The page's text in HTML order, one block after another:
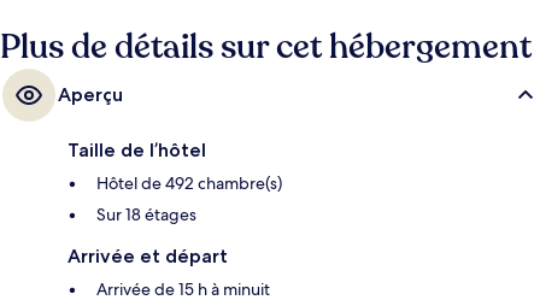
des boutiques.
Plus de détails sur cet hébergement
Aperçu
Taille de l’hôtel
Hôtel de 492 chambre(s)
Sur 18 étages
Arrivée et départ
Arrivée de 15 h à minuit